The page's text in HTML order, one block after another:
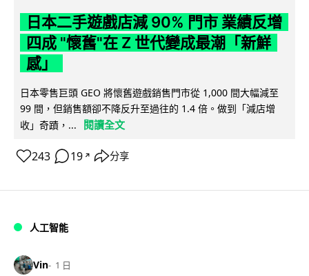
日本二手遊戲店減 90% 門市 業績反增
四成 "懷舊"在 Z 世代變成最潮「新鮮
感」
日本零售巨頭 GEO 將懷舊遊戲銷售門市從 1,000 間大幅減至
99 間，但銷售額卻不降反升至過往的 1.4 倍。做到「減店增
收」奇蹟，...
閱讀全文
243 19 ↗ 分享
人工智能
Vin 1 日